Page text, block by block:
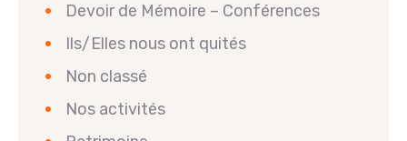
Devoir de Mémoire – Conférences
Ils/Elles nous ont quités
Non classé
Nos activités